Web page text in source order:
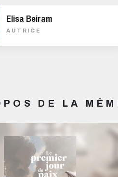
Elisa Beiram
AUTRICE
DE LA